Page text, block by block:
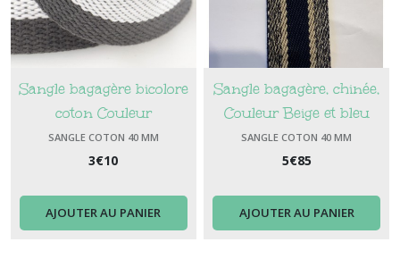
Sangle bagagère bicolore
coton Couleur
gris/blanc/gris largeur 37
mm
SANGLE COTON 40 MM
3€10
AJOUTER AU PANIER
Sangle bagagère, chinée,
Couleur Beige et bleu
marine (140), Largeur 4 cm
SANGLE COTON 40 MM
5€85
AJOUTER AU PANIER